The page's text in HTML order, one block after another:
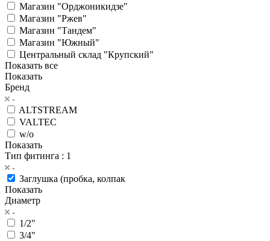
Магазин "Орджоникидзе"
Магазин "Ржев"
Магазин "Тандем"
Магазин "Южный"
Центральный склад "Крупский"
Показать все
Показать
Бренд
ALTSTREAM
VALTEC
w/o
Показать
Тип фитинга : 1
Заглушка (пробка, колпак
Показать
Диаметр
1/2"
3/4"